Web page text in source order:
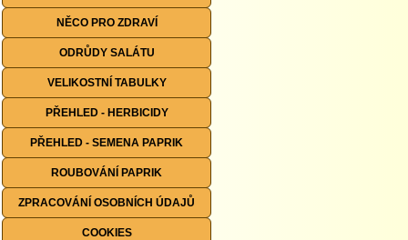
NĚCO PRO ZDRAVÍ
ODRŮDY SALÁTU
VELIKOSTNÍ TABULKY
PŘEHLED - HERBICIDY
PŘEHLED - SEMENA PAPRIK
ROUBOVÁNÍ PAPRIK
ZPRACOVÁNÍ OSOBNÍCH ÚDAJŮ
COOKIES